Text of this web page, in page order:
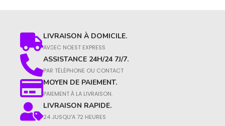
LIVRAISON À DOMICILE.
AVِEC NOEST EXPRESS
ASSISTANCE 24H/24 7J/7.
PAR TÉLÉPHONE OU CONTACT​
MOYEN DE PAIEMENT.
PAIEMENT À LA LIVRAISON.​
LIVRAISON RAPIDE.
24 JUSQU'A 72 HEURES